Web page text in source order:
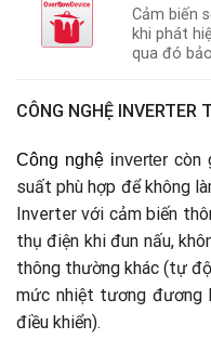
Cảm biến
khi phát
qua đó
CÔNG NGHỆ INVERTER
Công nghệ inverter còn
suất phù hợp để không
Inverter với cảm biến
thụ điện khi đun nấu,
thông thường khác (tự
mức nhiệt tương đương
điều khiển).